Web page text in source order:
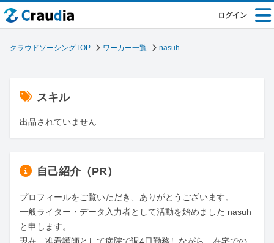
ログイン
クラウドソーシングTOP ワーカー一覧 nasuh
スキル
出品されていません
自己紹介（PR）
プロフィールをご覧いただき、ありがとうございます。
一般ライター・データ入力者として活動を始めました nasuh
と申します。